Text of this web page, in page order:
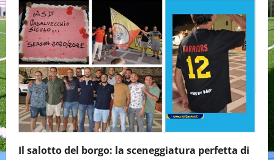
Il salotto del borgo: la sceneggiatura perfetta di